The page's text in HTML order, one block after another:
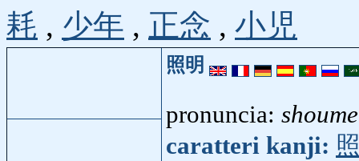
耗 , 少年 , 正念 , 小児
照明
pronuncia:
caratteri kanji: